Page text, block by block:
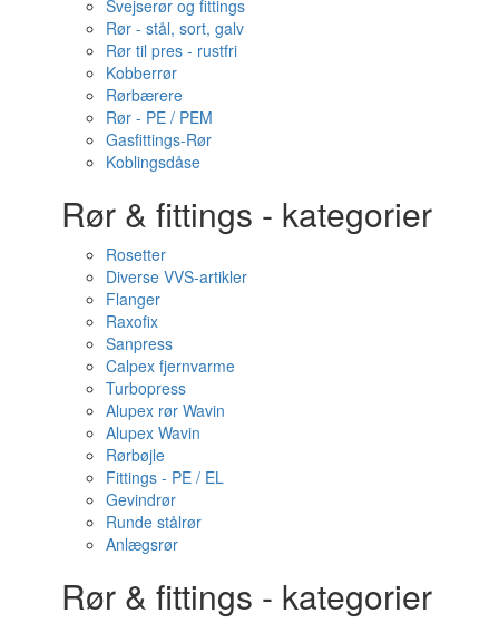
Svejserør og fittings
Rør - stål, sort, galv
Rør til pres - rustfri
Kobberrør
Rørbærere
Rør - PE / PEM
Gasfittings-Rør
Koblingsdåse
Rør & fittings - kategorier
Rosetter
Diverse VVS-artikler
Flanger
Raxofix
Sanpress
Calpex fjernvarme
Turbopress
Alupex rør Wavin
Alupex Wavin
Rørbøjle
Fittings - PE / EL
Gevindrør
Runde stålrør
Anlægsrør
Rør & fittings - kategorier